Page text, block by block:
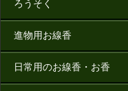
ろうそく
進物用お線香
日常用のお線香・お香